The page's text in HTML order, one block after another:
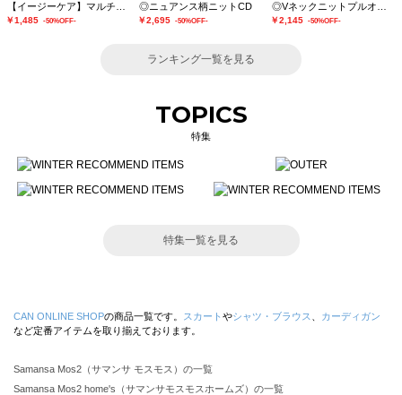
￥1,485 -50%OFF-
◎ニュアンス柄ニットCD
￥2,695 -50%OFF- ￥2,145 -50%OFF-
ランキング一覧を見る
TOPICS
特集
特集一覧を見る
CAN ONLINE SHOPの商品一覧です。 スカート やシャツ・ブラウス
カーディガン
など定番アイテムを取り揃えております。
Samansa Mos2（サマンサ モスモス）の一覧
Samansa Mos2 home's（サマンサモスモスホームズ）の一覧